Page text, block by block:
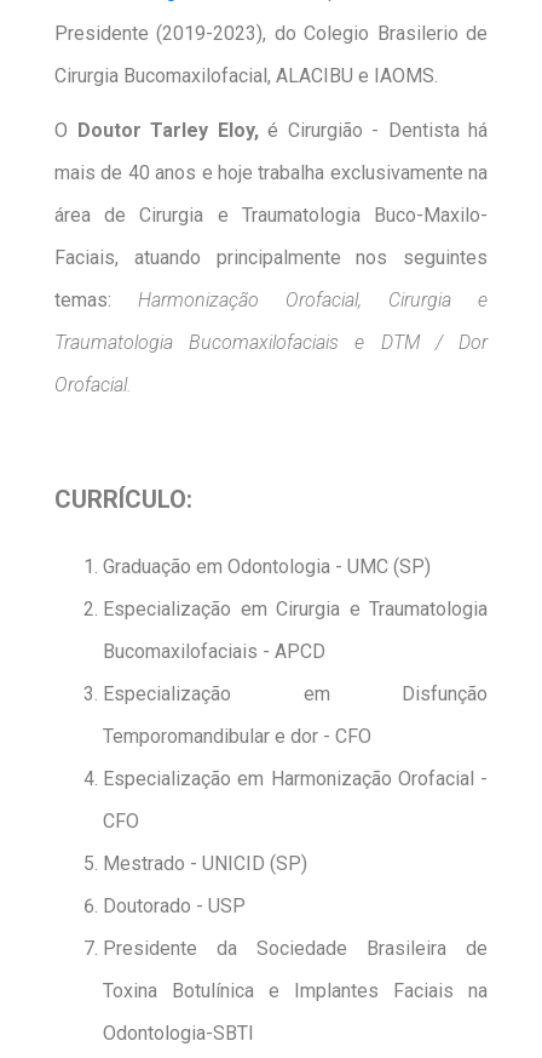
Presidente (2019-2023), do Colegio Brasilerio de
Cirurgia Bucomaxilofacial, ALACIBU e IAOMS.
O Doutor Tarley Eloy,é Cirurgião - Dentista há
mais de 40 anos e hoje trabalha exclusivamente na
área de Cirurgia e Traumatologia Buco-Maxilo-
Faciais, atuando principalmente nos seguintes
temas: Harmonização Orofacial, Cirurgia e
Traumatologia Bucomaxilofaciais e DTM / Dor
Orofacial.
CURRÍCULO:
Graduação em Odontologia - UMC (SP)
Especialização em Cirurgia e Traumatologia
Bucomaxilofaciais - APCD
Especialização em Disfunção
Temporomandibular e dor - CFO
Especialização em Harmonização Orofacial -
CFO
Mestrado - UNICID (SP)
Doutorado - USP
Presidente da Sociedade Brasileira de
Toxina Botulínica e Implantes Faciais na
Odontologia-SBTI